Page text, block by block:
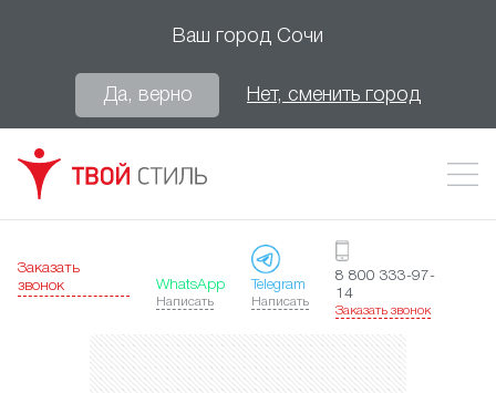
Ваш город Сочи
Да, верно Нет, сменить город
Заказать
звонок
WhatsApp
Написать
Telegram
Написать
8 800 333-97-
14
Заказать звонок